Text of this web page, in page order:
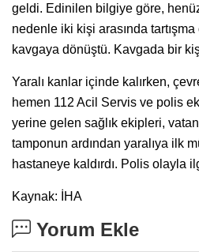
geldi. Edinilen bilgiye göre,
nedenle iki kişi arasında tartışma
kavgaya dönüştü. Kavgada bir
Yaralı kanlar içinde kalırken,
hemen 112 Acil Servis ve polis
yerine gelen sağlık ekipleri,
tamponun ardından yaralıya ilk
hastaneye kaldırdı. Polis olayla
Kaynak: İHA
Yorum Ekle